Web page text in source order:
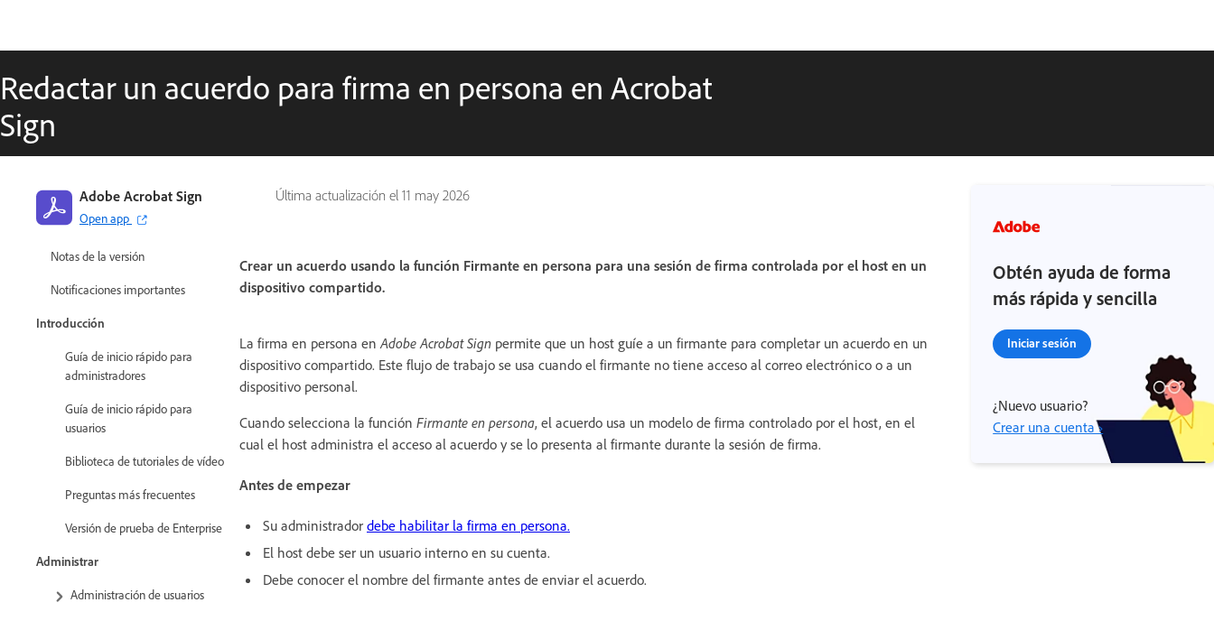
Redactar un acuerdo para firma en persona en Acrobat
Sign
Última actualización el 11 may 2026
Adobe Acrobat Sign
Open app
Guía de Adobe Acrobat Sign
Novedades
Notas previas a la versión
Notas de la versión
Notificaciones importantes
Introducción
Guía de inicio rápido para
administradores
Guía de inicio rápido para
usuarios
Biblioteca de tutoriales de vídeo
Preguntas más frecuentes
Versión de prueba de Enterprise
Administrar
Administración de usuarios
Crear un acuerdo usando la función Firmante en persona para una sesión de firma controlada por el host en un
dispositivo compartido.
La firma en persona en Adobe Acrobat Sign permite que un host guíe a un firmante para completar un acuerdo en un
dispositivo compartido. Este flujo de trabajo se usa cuando el firmante no tiene acceso al correo electrónico o a un
dispositivo personal.
Cuando selecciona la función Firmante en persona, el acuerdo usa un modelo de firma controlado por el host, en el
cual el host administra el acceso al acuerdo y se lo presenta al firmante durante la sesión de firma.
Antes de empezar
Su administrador debe habilitar la firma en persona.
El host debe ser un usuario interno en su cuenta.
Debe conocer el nombre del firmante antes de enviar el acuerdo.
Obtén ayuda de forma
más rápida y sencilla
Iniciar sesión
¿Nuevo usuario?
Crear una cuenta ›